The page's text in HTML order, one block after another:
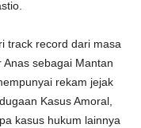
track record dari masa
Anas sebagai Mantan
rekam jejak
Kasus Amoral,
kasus hukum lainnya